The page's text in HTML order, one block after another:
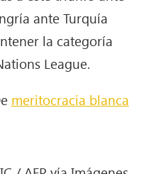
ante Turquía
la categoría
League.
meritocracia blanca